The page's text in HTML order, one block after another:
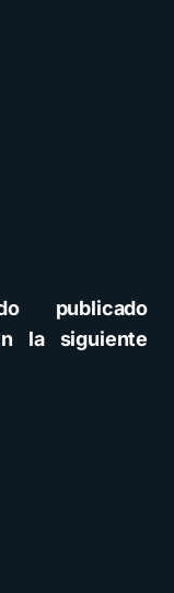
publicado
la siguiente